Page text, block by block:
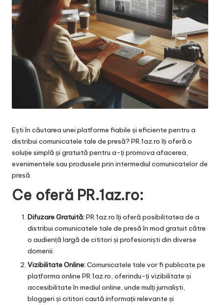
Ești în căutarea unei platforme fiabile și eficiente pentru a
distribui comunicatele tale de presă? PR.1az.roîți oferă o
soluție simplă și gratuită pentru a-ți promova afacerea,
evenimentele sau produsele prin intermediul comunicatelor de
presă.
Ce oferă PR.1az.ro:
Difuzare Gratuită:PR.1az.ro îți oferă posibilitatea de a
distribui comunicatele tale de presă în mod gratuit către
o audiență largă de cititori și profesioniști din diverse
domenii.
Vizibilitate Online:Comunicatele tale vor fi publicate pe
platforma online PR.1az.ro, oferindu-ți vizibilitate și
accesibilitate în mediul online, unde mulți jurnaliști,
bloggeri și cititori caută informații relevante și